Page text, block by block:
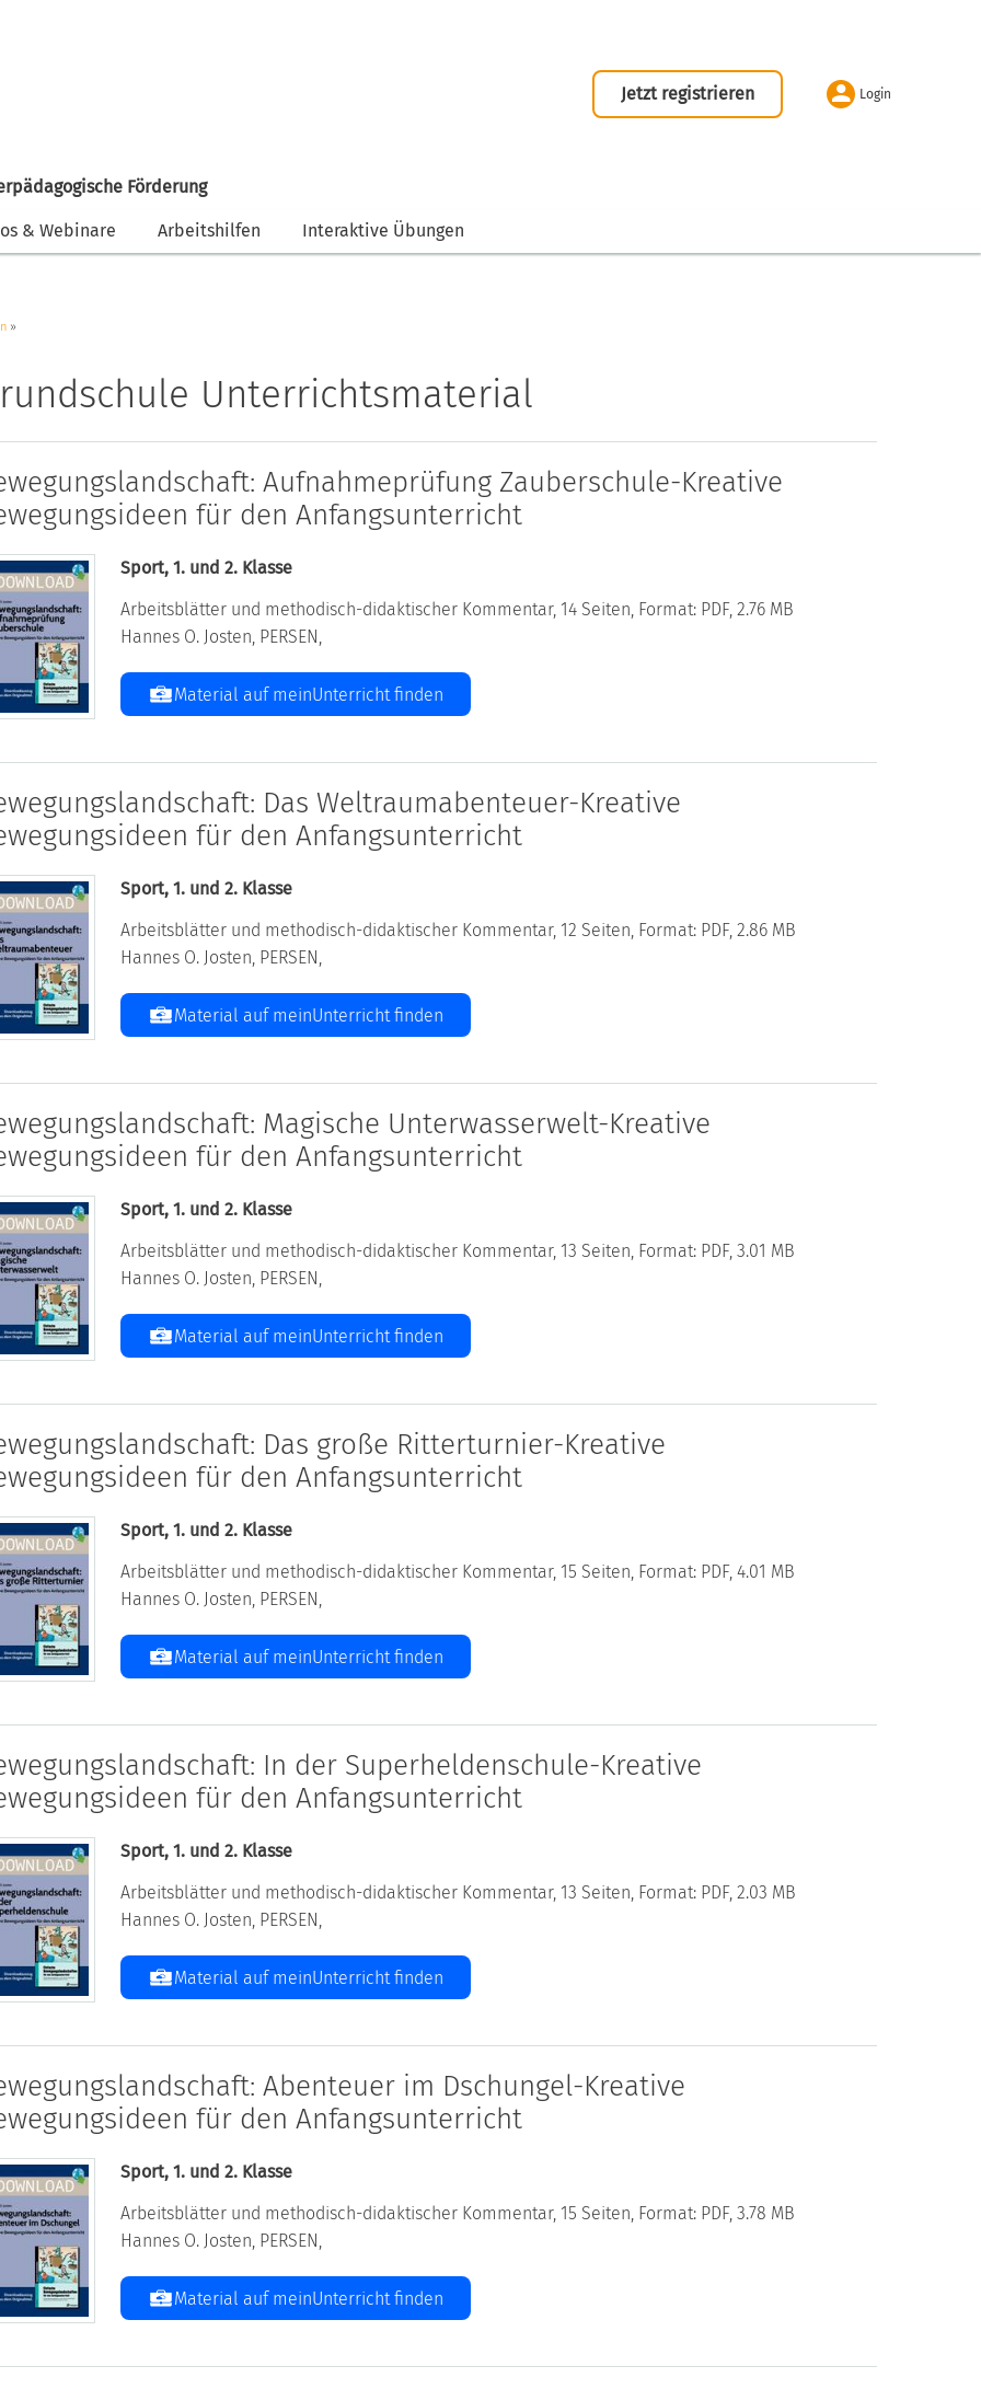
Jetzt registrieren Login
& Webinare Arbeitshilfen Interaktive Übungen
Förderung
Unterrichtsmaterial
Aufnahmeprüfung Zauberschule-Kreative
für den Anfangsunterricht
Sport, 1. und 2. Klasse
Arbeitsblätter und methodisch-didaktischer Kommentar, 14 Seiten, Format: PDF, 2.76 MB
Hannes O. Josten, PERSEN,
Material auf meinUnterricht finden
Das Weltraumabenteuer-Kreative
für den Anfangsunterricht
Sport, 1. und 2. Klasse
Arbeitsblätter und methodisch-didaktischer Kommentar, 12 Seiten, Format: PDF, 2.86 MB
Hannes O. Josten, PERSEN,
Material auf meinUnterricht finden
Magische Unterwasserwelt-Kreative
für den Anfangsunterricht
Sport, 1. und 2. Klasse
Arbeitsblätter und methodisch-didaktischer Kommentar, 13 Seiten, Format: PDF, 3.01 MB
Hannes O. Josten, PERSEN,
Material auf meinUnterricht finden
Das große Ritterturnier-Kreative
für den Anfangsunterricht
Sport, 1. und 2. Klasse
Arbeitsblätter und methodisch-didaktischer Kommentar, 15 Seiten, Format: PDF, 4.01 MB
Hannes O. Josten, PERSEN,
Material auf meinUnterricht finden
In der Superheldenschule-Kreative
für den Anfangsunterricht
Sport, 1. und 2. Klasse
Arbeitsblätter und methodisch-didaktischer Kommentar, 13 Seiten, Format: PDF, 2.03 MB
Hannes O. Josten, PERSEN,
Material auf meinUnterricht finden
Abenteuer im Dschungel-Kreative
für den Anfangsunterricht
Sport, 1. und 2. Klasse
Arbeitsblätter und methodisch-didaktischer Kommentar, 15 Seiten, Format: PDF, 3.78 MB
Hannes O. Josten, PERSEN,
Material auf meinUnterricht finden